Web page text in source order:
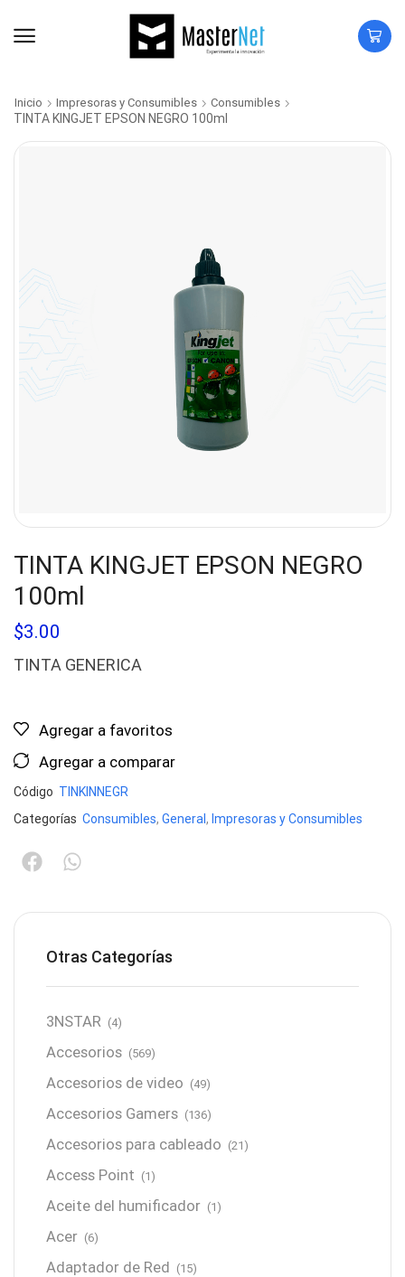
Inicio Impresoras y Consumibles Consumibles
TINTA KINGJET EPSON NEGRO 100ml
TINTA KINGJET EPSON NEGRO
100ml
$3.00
TINTA GENERICA
Agregar a favoritos
Agregar a comparar
Código TINKINNEGR
Categorías Consumibles, General , Impresoras y Consumibles
Otras Categorías
3NSTAR (4)
Accesorios (569)
Accesorios de video (49)
Accesorios Gamers (136)
Accesorios para cableado (21)
Access Point (1)
Aceite del humificador (1)
Acer (6)
Adaptador de Red (15)